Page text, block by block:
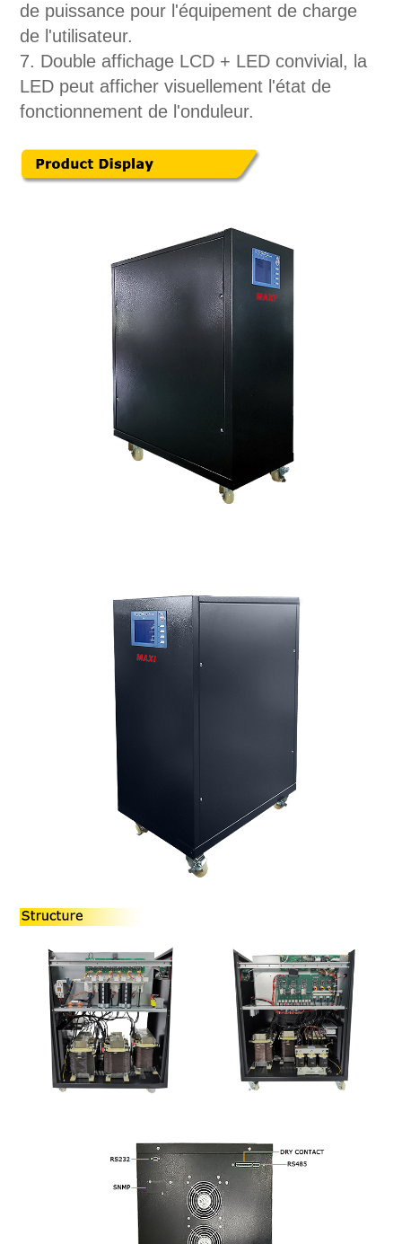
de puissance pour l'équipement de charge
de l'utilisateur.
7. Double affichage LCD + LED convivial, la
LED peut afficher visuellement l'état de
fonctionnement de l'onduleur.